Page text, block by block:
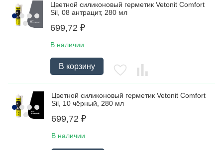
Цветной силиконовый герметик Vetonit Comfort
Sil, 08 антрацит, 280 мл
699,72 ₽
В наличии
В корзину
Цветной силиконовый герметик Vetonit Comfort
Sil, 10 чёрный, 280 мл
699,72 ₽
В наличии